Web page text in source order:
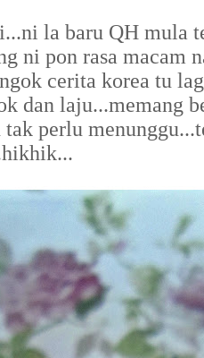
la baru QH mula
ni pon rasa macam
cerita korea tu
dan laju...memang
tak perlu